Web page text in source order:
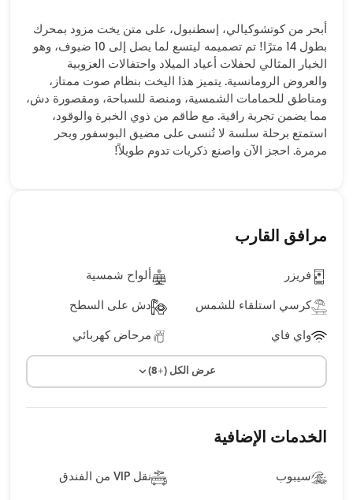
أبحر من كوتشوكيالي، إسطنبول، على متن يخت مزود بمحرك
بطول 14 مترًا! تم تصميمه ليتسع لما يصل إلى 10 ضيوف، وهو
الخيار المثالي لحفلات أعياد الميلاد واحتفالات العزوبية
والعروض الرومانسية. يتميز هذا اليخت بنظام صوت ممتاز،
ومناطق للحمامات الشمسية، ومنصة للسباحة، ومقصورة دش،
مما يضمن تجربة راقية. مع طاقم من ذوي الخبرة والوقود،
استمتع برحلة سلسة لا تُنسى على مضيق البوسفور وبحر
مرمرة. احجز الآن واصنع ذكريات تدوم طويلاً!
مرافق القارب
فريزر ألواح شمسية
كرسي استلقاء للشمس دش على السطح
واي فاي مرحاض كهربائي
عرض الكل (+8)
الخدمات الإضافية
سيبوب نقل VIP من الفندق